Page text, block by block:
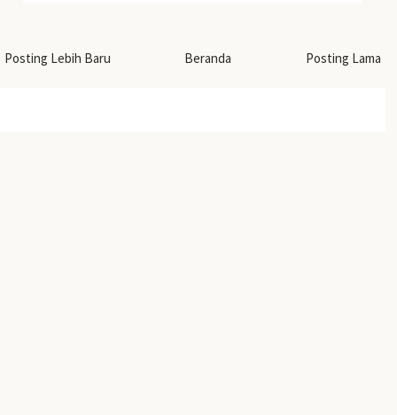
Posting Lebih Baru Posting Lama
Beranda